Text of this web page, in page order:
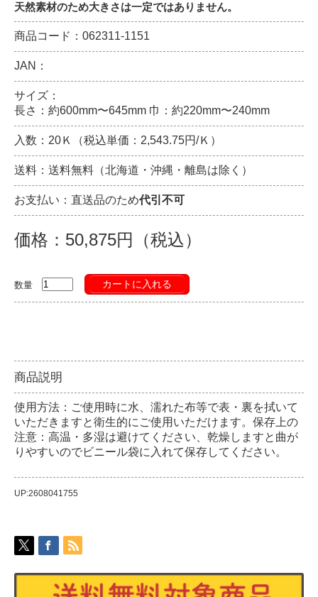
天然素材のため大きさは一定ではありません。
商品コード：062311-1151
JAN：
サイズ：
長さ：約600mm〜645mm 巾：約220mm〜240mm
入数：20Ｋ（税込単価：2,543.75円/Ｋ）
送料：送料無料（北海道・沖縄・離島は除く）
お支払い：直送品のため代引不可
価格：50,875円（税込）
数量 カートに入れる
商品説明
使用方法：ご使用時に水、濡れた布等で表・裏を拭いて
いただきますと衛生的にご使用いただけます。保存上の
注意：高温・多湿は避けてください、乾燥しますと曲が
りやすいのでビニール袋に入れて保存してください。
UP:2608041755